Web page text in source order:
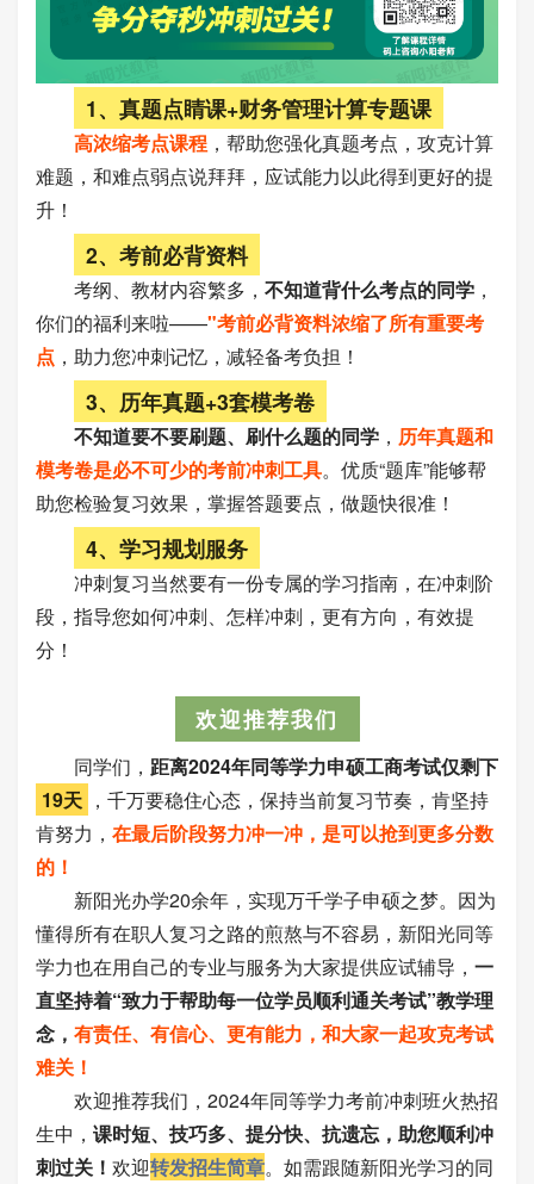
1、真题点睛课+财务管理计算专题课
高浓缩考点课程 ，帮助您强化真题考点，攻克计算
难题，和难点弱点说拜拜，应试能力以此得到更好的提
升！
2、考前必背资料
考纲、教材内容繁多， 不知道背什么考点的同学 ，
你们的福利来啦——"考前必背资料浓缩了所有重要考
点 ，助力您冲刺记忆，减轻备考负担！
3、历年真题+3套模考卷
不知道要不要刷题、刷什么题的同学 ， 历年真题和
模考卷是必不可少的考前冲刺工具。优质“题库”能够帮
助您检验复习效果，掌握答题要点，做题快很准！
4、学习规划服务
冲刺复习当然要有一份专属的学习指南，在冲刺阶
段，指导您如何冲刺、怎样冲刺，更有方向，有效提
分！
欢迎推荐我们
同学们， 距离2024年同等学力申硕工商考试仅剩下
19天 ，千万要稳住心态，保持当前复习节奏，肯坚持
肯努力， 在最后阶段努力冲一冲，是可以抢到更多分数
的！
新阳光办学20余年，实现万千学子申硕之梦。因为
懂得所有在职人复习之路的煎熬与不容易，新阳光同等
学力也在用自己的专业与服务为大家提供应试辅导， 一
直坚持着“致力于帮助每一位学员顺利通关考试”教学理
念， 有责任、有信心、更有能力，和大家一起攻克考试
难关！
欢迎推荐我们，2024年同等学力考前冲刺班火热招
生中， 课时短、技巧多、提分快、抗遗忘，助您顺利冲
刺过关！ 欢迎转发招生简章。如需跟随新阳光学习的同